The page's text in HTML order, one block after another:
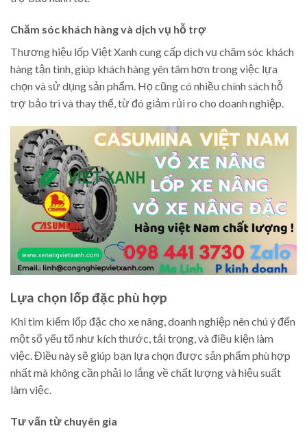
Chăm sóc khách hàng và dịch vụ hỗ trợ
Thương hiệu lốp Việt Xanh cung cấp dịch vụ chăm sóc khách
hàng tận tình, giúp khách hàng yên tâm hơn trong việc lựa
chọn và sử dụng sản phẩm. Họ cũng có nhiều chính sách hỗ
trợ bảo trì và thay thế, từ đó giảm rủi ro cho doanh nghiệp.
Lựa chọn lốp đặc phù hợp
Khi tìm kiếm lốp đặc cho xe nâng, doanh nghiệp nên chú ý đến
một số yếu tố như kích thước, tải trọng, và điều kiện làm
việc. Điều này sẽ giúp bạn lựa chọn được sản phẩm phù hợp
nhất mà không cần phải lo lắng về chất lượng và hiệu suất
làm việc.
Tư vấn từ chuyên gia